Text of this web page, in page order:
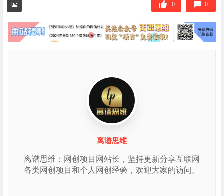
0 0
离谱思维
离谱思维：网创项目网站长，坚持更新分享互联网
各类网创项目和个人网创经验，欢迎大家的访问。